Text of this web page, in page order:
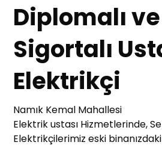
Diplomalı ve
Sigortalı
Elektrikçi
Namık Kemal Mahallesi
Elektrik ustası Hizmetlerinde,
Elektrikçilerimiz eski